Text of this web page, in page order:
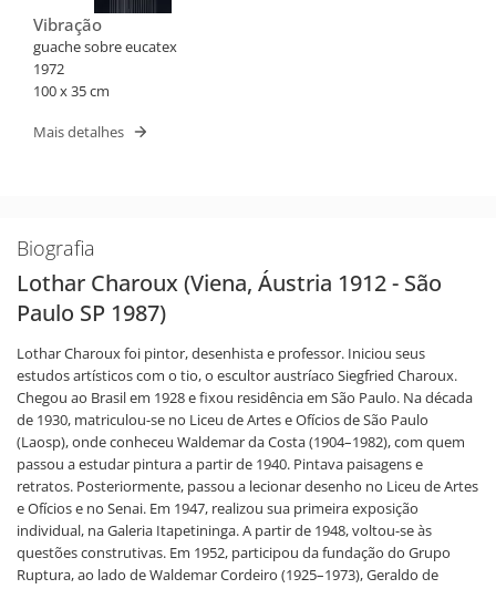
Vibração
guache sobre eucatex
1972
100 x 35 cm
Mais detalhes
Biografia
Lothar Charoux (Viena, Áustria 1912 - São
Paulo SP 1987)
Lothar Charoux foi pintor, desenhista e professor. Iniciou seus
estudos artísticos com o tio, o escultor austríaco Siegfried Charoux.
Chegou ao Brasil em 1928 e fixou residência em São Paulo. Na década
de 1930, matriculou-se no Liceu de Artes e Ofícios de São Paulo
(Laosp), onde conheceu Waldemar da Costa (1904–1982), com quem
passou a estudar pintura a partir de 1940. Pintava paisagens e
retratos. Posteriormente, passou a lecionar desenho no Liceu de Artes
e Ofícios e no Senai. Em 1947, realizou sua primeira exposição
individual, na Galeria Itapetininga. A partir de 1948, voltou-se às
questões construtivas. Em 1952, participou da fundação do Grupo
Ruptura, ao lado de Waldemar Cordeiro (1925–1973), Geraldo de